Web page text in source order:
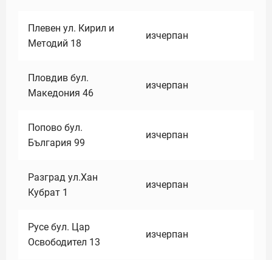
Плевен ул. Кирил и
Методий 18
изчерпан
Пловдив бул.
Македония 46
изчерпан
Попово бул.
България 99
изчерпан
Разград ул.Хан
Кубрат 1
изчерпан
Русе бул. Цар
Освободител 13
изчерпан